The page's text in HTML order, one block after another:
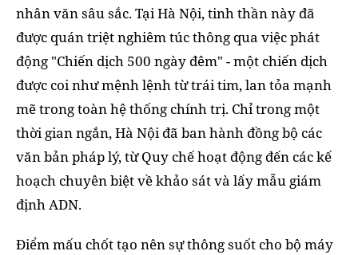
nhân văn sâu sắc. Tại Hà Nội, tinh thần này đã
được quán triệt nghiêm túc thông qua việc phát
động "Chiến dịch 500 ngày đêm" - một chiến dịch
được coi như mệnh lệnh từ trái tim, lan tỏa mạnh
mẽ trong toàn hệ thống chính trị. Chỉ trong một
thời gian ngắn, Hà Nội đã ban hành đồng bộ các
văn bản pháp lý, từ Quy chế hoạt động đến các kế
hoạch chuyên biệt về khảo sát và lấy mẫu giám
định ADN.
Điểm mấu chốt tạo nên sự thông suốt cho bộ máy